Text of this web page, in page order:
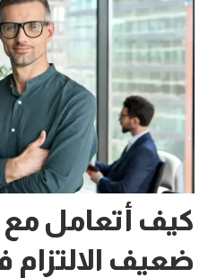
كيف أتعامل مع
ضعيف الالتزام